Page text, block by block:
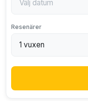
Resenärer